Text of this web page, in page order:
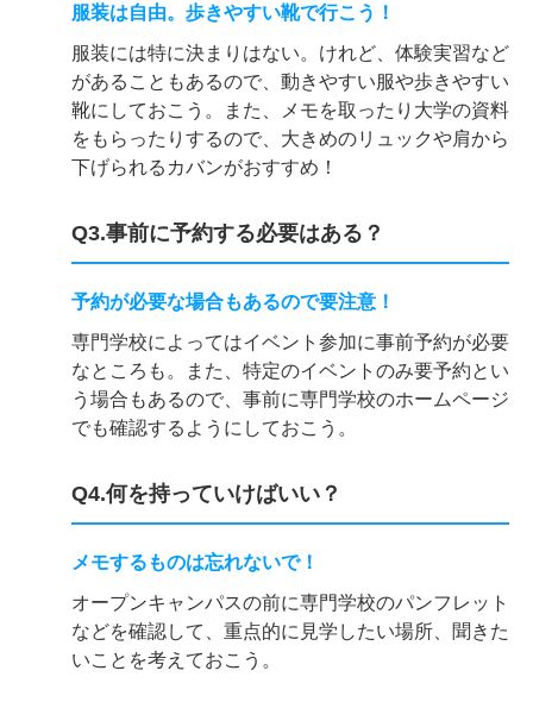
服装は自由。歩きやすい靴で行こう！
服装には特に決まりはない。けれど、体験実習など
があることもあるので、動きやすい服や歩きやすい
靴にしておこう。また、メモを取ったり大学の資料
をもらったりするので、大きめのリュックや肩から
下げられるカバンがおすすめ！
Q3.事前に予約する必要はある？
予約が必要な場合もあるので要注意！
専門学校によってはイベント参加に事前予約が必要
なところも。また、特定のイベントのみ要予約とい
う場合もあるので、事前に専門学校のホームページ
でも確認するようにしておこう。
Q4.何を持っていけばいい？
メモするものは忘れないで！
オープンキャンパスの前に専門学校のパンフレット
などを確認して、重点的に見学したい場所、聞きた
いことを考えておこう。